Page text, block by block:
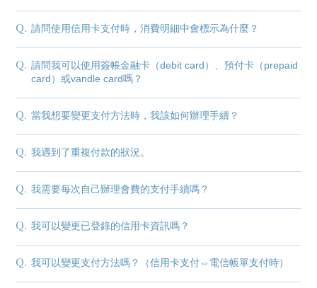
Membership Registration
Log in
movie
Q. 請問使用信用卡支付時，消費明細中會標示為什麼？
Q. 請問我可以使用簽帳金融卡（debit card）、預付卡（prepaid
card）或vandle card嗎？
Q. 當我想要變更支付方法時，我該如何辦理手續？
Q. 我遇到了重複付款的狀況。
Q. 我需要每次自己辦理會費的支付手續嗎？
Q. 我可以變更已登錄的信用卡資訊嗎？
Q. 我可以變更支付方法嗎？（信用卡支付⇔電信帳單支付時）